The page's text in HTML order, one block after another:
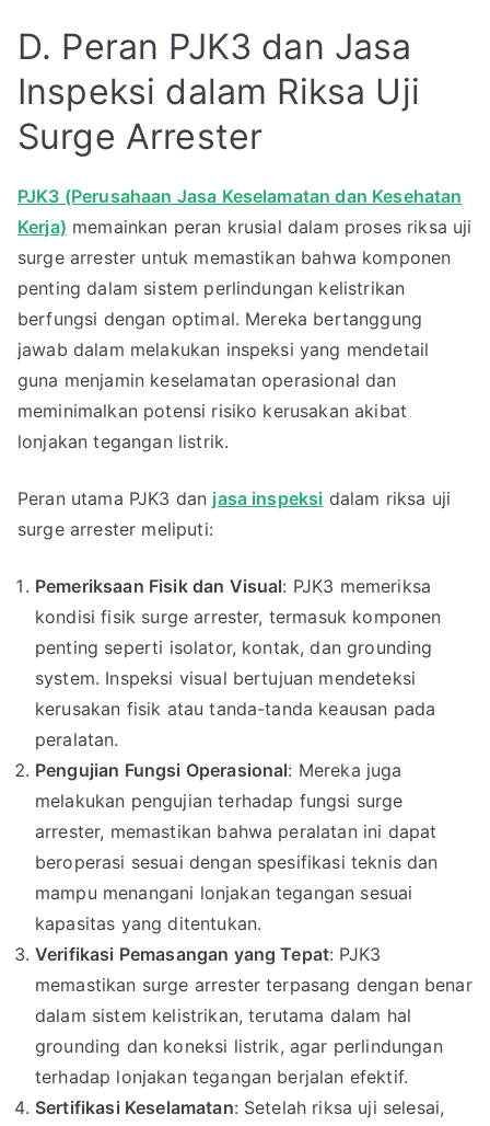
D. Peran PJK3 dan Jasa
Inspeksi dalam Riksa Uji
Surge Arrester
PJK3 (Perusahaan Jasa Keselamatan dan Kesehatan
Kerja) memainkan peran krusial dalam proses riksa uji
surge arrester untuk memastikan bahwa komponen
penting dalam sistem perlindungan kelistrikan
berfungsi dengan optimal. Mereka bertanggung
jawab dalam melakukan inspeksi yang mendetail
guna menjamin keselamatan operasional dan
meminimalkan potensi risiko kerusakan akibat
lonjakan tegangan listrik.
Peran utama PJK3 dan jasa inspeksi dalam riksa uji
surge arrester meliputi:
Pemeriksaan Fisik dan Visual: PJK3 memeriksa
kondisi fisik surge arrester, termasuk komponen
penting seperti isolator, kontak, dan grounding
system. Inspeksi visual bertujuan mendeteksi
kerusakan fisik atau tanda-tanda keausan pada
peralatan.
Pengujian Fungsi Operasional: Mereka juga
melakukan pengujian terhadap fungsi surge
arrester, memastikan bahwa peralatan ini dapat
beroperasi sesuai dengan spesifikasi teknis dan
mampu menangani lonjakan tegangan sesuai
kapasitas yang ditentukan.
Verifikasi Pemasangan yang Tepat: PJK3
memastikan surge arrester terpasang dengan benar
dalam sistem kelistrikan, terutama dalam hal
grounding dan koneksi listrik, agar perlindungan
terhadap lonjakan tegangan berjalan efektif.
Sertifikasi Keselamatan: Setelah riksa uji selesai,